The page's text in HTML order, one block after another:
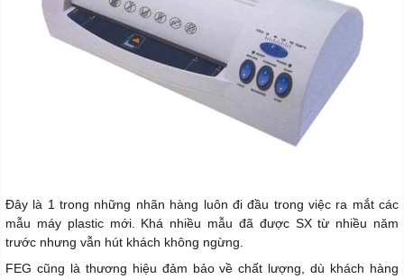
Đây là 1 trong những nhãn hàng luôn đi đầu trong việc ra mắt các
mẫu máy plastic mới. Khá nhiều mẫu đã được SX từ nhiều năm
trước nhưng vẫn hút khách không ngừng.
FEG cũng là thương hiệu đảm bảo về chất lượng, dù khách hàng